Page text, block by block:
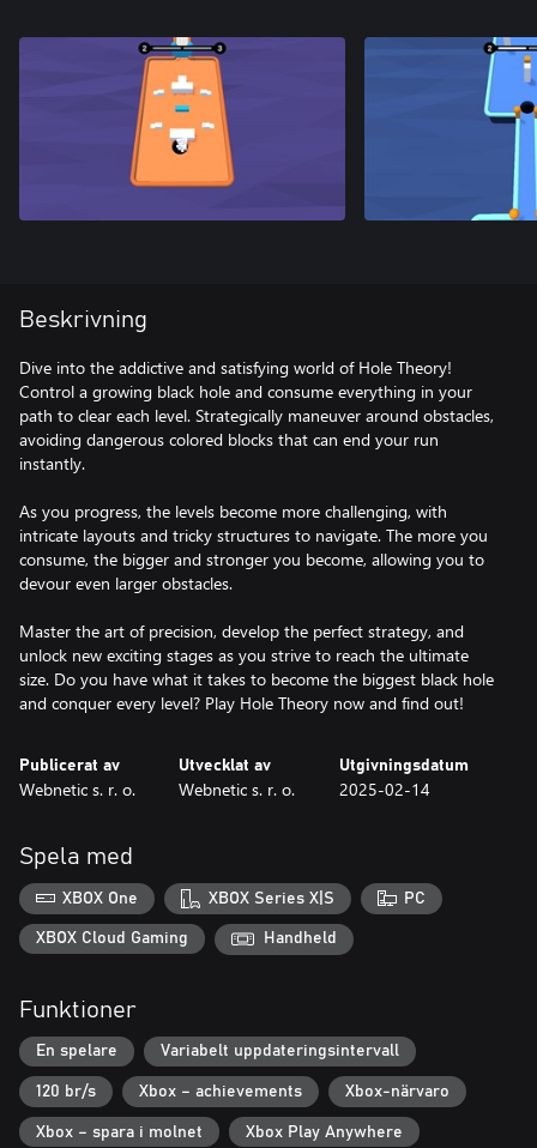
Beskrivning
Dive into the addictive and satisfying world of Hole Theory!
Control a growing black hole and consume everything in your
path to clear each level. Strategically maneuver around obstacles,
avoiding dangerous colored blocks that can end your run
instantly.
As you progress, the levels become more challenging, with
intricate layouts and tricky structures to navigate. The more you
consume, the bigger and stronger you become, allowing you to
devour even larger obstacles.
Master the art of precision, develop the perfect strategy, and
unlock new exciting stages as you strive to reach the ultimate
size. Do you have what it takes to become the biggest black hole
and conquer every level? Play Hole Theory now and find out!
Publicerat av
Webnetic s. r. o.
Utvecklat av
Webnetic s. r. o.
Utgivningsdatum
2025-02-14
Spela med
XBOX One XBOX Series X|S PC
XBOX Cloud Gaming Handheld
Funktioner
En spelare Variabelt uppdateringsintervall
120 br/s Xbox – achievements Xbox-närvaro
Xbox – spara i molnet Xbox Play Anywhere